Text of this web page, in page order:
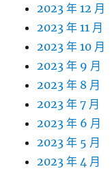
2023 年 12 月
2023 年 11 月
2023 年 10 月
2023 年 9 月
2023 年 8 月
2023 年 7 月
2023 年 6 月
2023 年 5 月
2023 年 4 月